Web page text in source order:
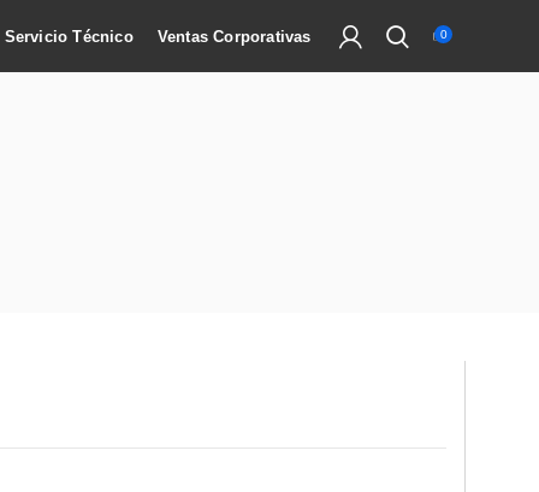
Servicio Técnico Ventas Corporativas 0